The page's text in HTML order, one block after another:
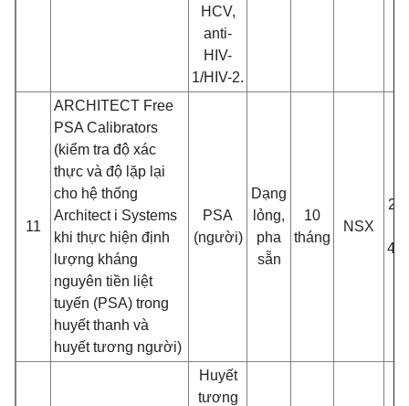
HCV,
anti-
HIV-
1/HIV-2.
11
ARCHITECT Free
PSA Calibrators
(kiểm tra độ xác
thực và độ lặp lại
cho hệ thống
Architect i Systems
khi thực hiện định
lượng kháng
nguyên tiền liệt
tuyến (PSA) trong
huyết thanh và
huyết tương người)
PSA
(người)
Dạng
lỏng,
pha
sẵn
10
tháng
NSX
2
Huyết
tương